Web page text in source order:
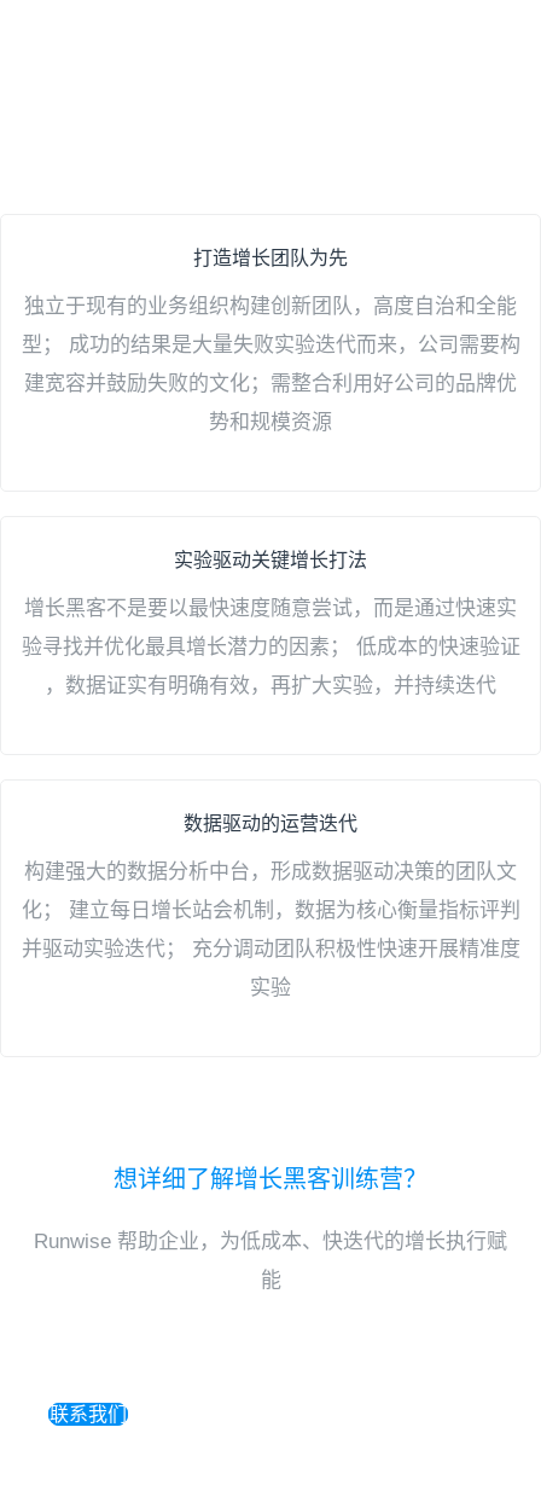
打造增长团队为先
独立于现有的业务组织构建创新团队，高度自治和全能
型； 成功的结果是大量失败实验迭代而来，公司需要构
建宽容并鼓励失败的文化；需整合利用好公司的品牌优
势和规模资源
实验驱动关键增长打法
增长黑客不是要以最快速度随意尝试，而是通过快速实
验寻找并优化最具增长潜力的因素； 低成本的快速验证
，数据证实有明确有效，再扩大实验，并持续迭代
数据驱动的运营迭代
构建强大的数据分析中台，形成数据驱动决策的团队文
化； 建立每日增长站会机制，数据为核心衡量指标评判
并驱动实验迭代； 充分调动团队积极性快速开展精准度
实验
想详细了解增长黑客训练营？
Runwise 帮助企业，为低成本、快迭代的增长执行赋
能
联系我们